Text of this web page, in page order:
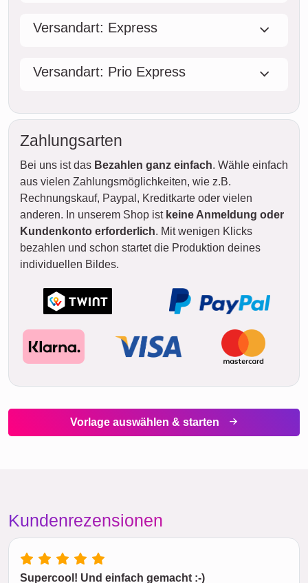
Versandart: Express
Versandart: Prio Express
Zahlungsarten
Bei uns ist das Bezahlen ganz einfach. Wähle einfach
aus vielen Zahlungsmöglichkeiten, wie z.B.
Rechnungskauf, Paypal, Kreditkarte oder vielen
anderen. In unserem Shop ist keine Anmeldung oder
Kundenkonto erforderlich. Mit wenigen Klicks
bezahlen und schon startet die Produktion deines
individuellen Bildes.
Vorlage auswählen & starten
Kundenrezensionen
Supercool! Und einfach gemacht :-)